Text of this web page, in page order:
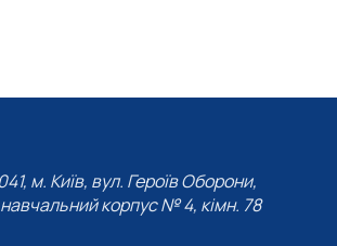
м. Київ, вул. Героїв Оборони,
навчальний корпус № 4, кімн. 78